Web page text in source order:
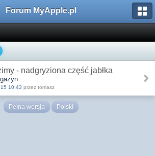
Forum MyApple.pl
- nadgryziona część jabłka
10:43 przez tomasz
Pełna wersja Polski